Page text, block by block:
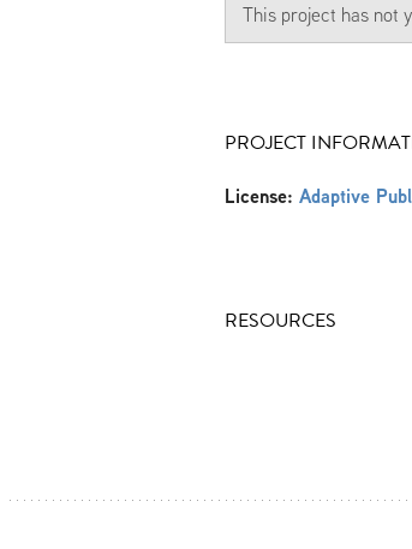
This project has not
PROJECT
License: Adaptive
RESOURCES